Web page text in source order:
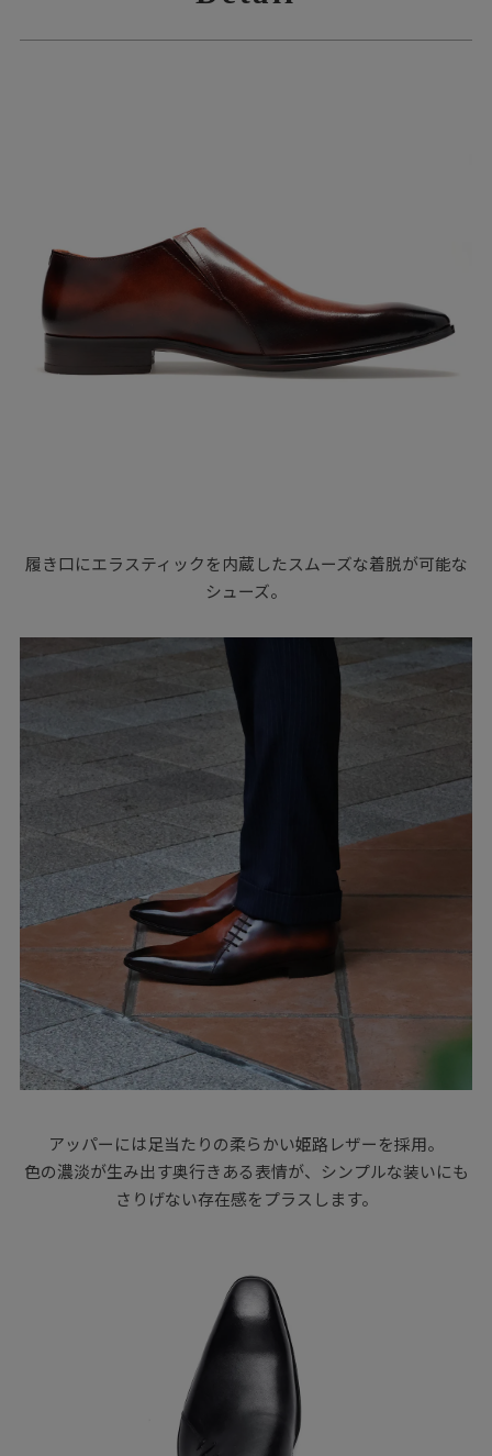
履き口にエラスティックを内蔵したスムーズな着脱が可能な
シューズ。
アッパーには足当たりの柔らかい姫路レザーを採用。
色の濃淡が生み出す奥行きある表情が、シンプルな装いにも
さりげない存在感をプラスします。